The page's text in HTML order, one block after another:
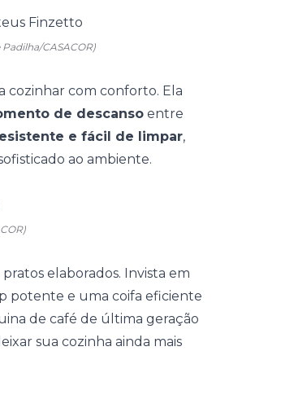
CASACOR)
cozinhar com conforto. Ela
de descanso entre
e fácil de limpar,
ao ambiente.
elaborados. Invista em
potente e uma coifa eficiente
de café de última geração
sua cozinha ainda mais